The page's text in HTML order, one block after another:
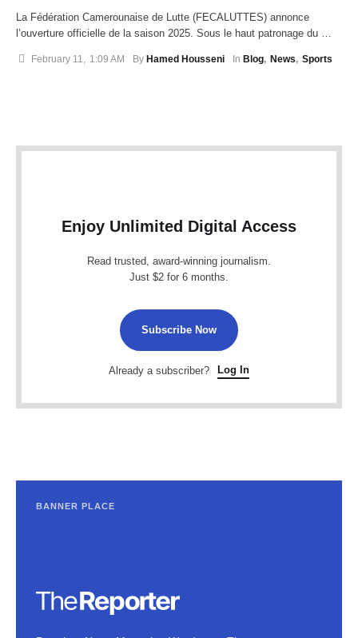
La Fédération Camerounaise de Lutte (FECALUTTES) annonce
l’ouverture officielle de la saison 2025. Sous le haut patronage du …
February 11 1:09 AM By Hamed Housseni In Blog, News, Sports
Enjoy Unlimited Digital Access
Read trusted, award-winning journalism.
Just $2 for 6 months.
Subscribe Now
Already a subscriber? Log In
BANNER PLACE